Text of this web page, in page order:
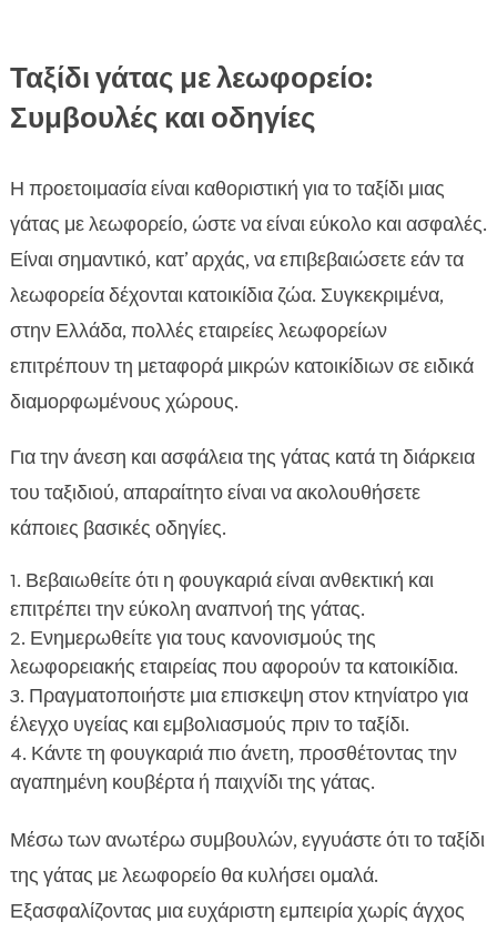
Ταξίδι γάτας με λεωφορείο:
Συμβουλές και οδηγίες
Η προετοιμασία είναι καθοριστική για το ταξίδι μιας
γάτας με λεωφορείο, ώστε να είναι εύκολο και ασφαλές.
Είναι σημαντικό, κατ’ αρχάς, να επιβεβαιώσετε εάν τα
λεωφορεία δέχονται κατοικίδια ζώα. Συγκεκριμένα,
στην Ελλάδα, πολλές εταιρείες λεωφορείων
επιτρέπουν τη μεταφορά μικρών κατοικίδιων σε ειδικά
διαμορφωμένους χώρους.
Για την άνεση και ασφάλεια της γάτας κατά τη διάρκεια
του ταξιδιού, απαραίτητο είναι να ακολουθήσετε
κάποιες βασικές οδηγίες.
Βεβαιωθείτε ότι η φουγκαριά είναι ανθεκτική και
επιτρέπει την εύκολη αναπνοή της γάτας.
Ενημερωθείτε για τους κανονισμούς της
λεωφορειακής εταιρείας που αφορούν τα κατοικίδια.
Πραγματοποιήστε μια επισκεψη στον κτηνίατρο για
έλεγχο υγείας και εμβολιασμούς πριν το ταξίδι.
Κάντε τη φουγκαριά πιο άνετη, προσθέτοντας την
αγαπημένη κουβέρτα ή παιχνίδι της γάτας.
Μέσω των ανωτέρω συμβουλών, εγγυάστε ότι το ταξίδι
της γάτας με λεωφορείο θα κυλήσει ομαλά.
Εξασφαλίζοντας μια ευχάριστη εμπειρία χωρίς άγχος